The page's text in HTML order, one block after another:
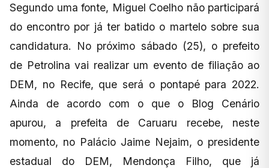
Segundo uma fonte, Miguel Coelho não participará
do encontro por já ter batido o martelo sobre sua
candidatura. No próximo sábado (25), o prefeito
de Petrolina vai realizar um evento de filiação ao
DEM, no Recife, que será o pontapé para 2022.
Ainda de acordo com o que o Blog Cenário
apurou, a prefeita de Caruaru recebe, neste
momento, no Palácio Jaime Nejaim, o presidente
estadual do DEM, Mendonça Filho, que já